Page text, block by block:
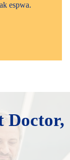
espwa.
Doctor,